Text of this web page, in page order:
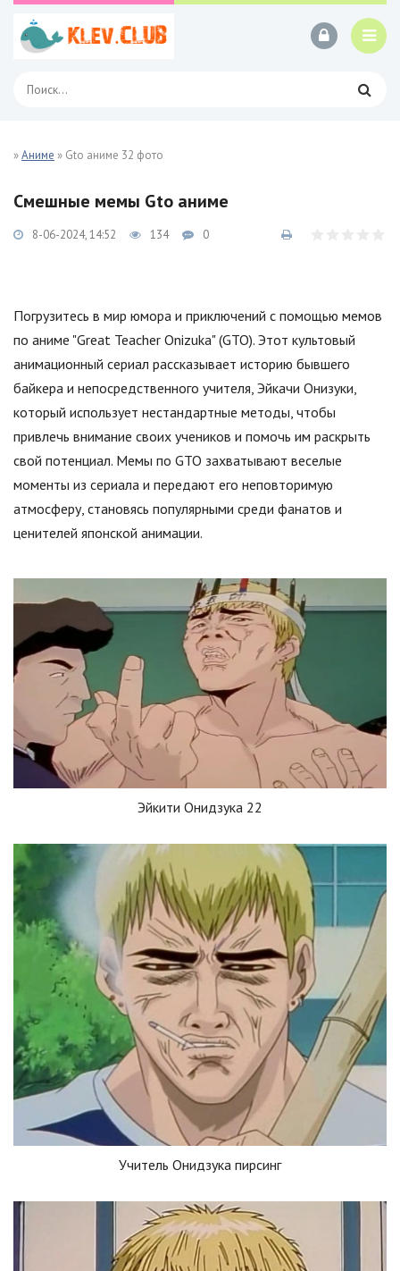
»Аниме » Gto аниме 32 фото
Смешные мемы Gto аниме
8-06-2024, 14:52 134 0
Погрузитесь в мир юмора и приключений с помощью мемов
по аниме "Great Teacher Onizuka" (GTO). Этот культовый
анимационный сериал рассказывает историю бывшего
байкера и непосредственного учителя, Эйкачи Онизуки,
который использует нестандартные методы, чтобы
привлечь внимание своих учеников и помочь им раскрыть
свой потенциал. Мемы по GTO захватывают веселые
моменты из сериала и передают его неповторимую
атмосферу, становясь популярными среди фанатов и
ценителей японской анимации.
Эйкити Онидзука 22
Учитель Онидзука пирсинг